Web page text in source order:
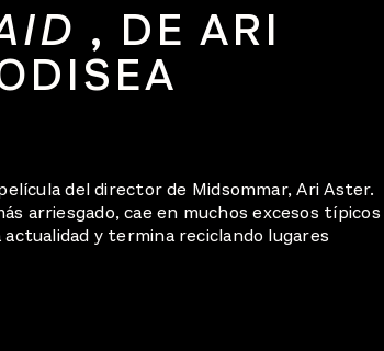
, DE ARI
del director de Midsommar, Ari Aster.
arriesgado, cae en muchos excesos típicos
y termina reciclando lugares